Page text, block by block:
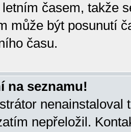
časem, takže
může být posunutí
času.
na seznamu!
nenainstaloval
nepřeložil.